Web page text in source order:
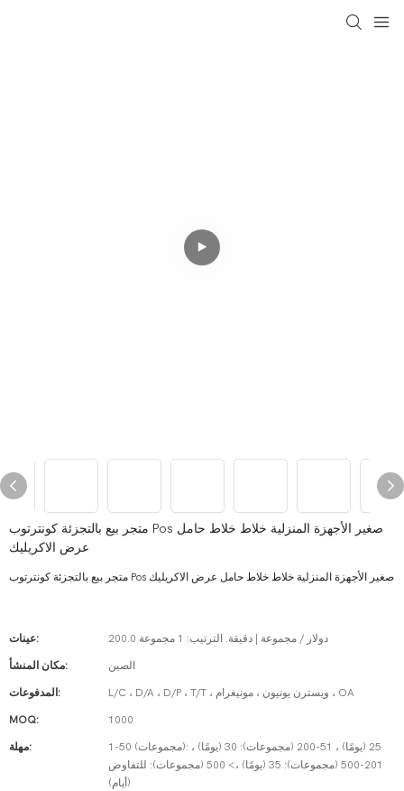
متجر بيع بالتجزئة كونترتوب Pos صغير الأجهزة المنزلية خلاط خلاط حامل
عرض الاكريليك
متجر بيع بالتجزئة كونترتوب Pos صغير الأجهزة المنزلية خلاط خلاط حامل عرض الاكريليك
عينات: 200.0 دولار / مجموعة | دقيقة. الترتيب: 1 مجموعة
مكان المنشأ: الصين
المدفوعات: L/C ، D/A ، D/P ، T/T ، ويسترن يونيون ، مونيغرام ، OA
MOQ: 1000
مهلة:
1-50 (مجموعات): 25 (يومًا) ، 51-200 (مجموعات): 30 (يومًا) ،
201-500 (مجموعات): 35 (يومًا) ،> 500 (مجموعات): للتفاوض
(أيام)